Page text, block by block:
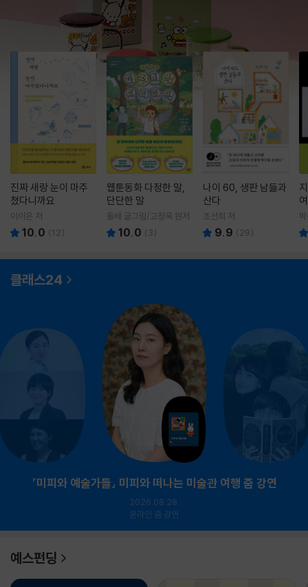
진짜 새랑 눈이 마주
쳤다니까요
이이은 저
10.0 (12)
웹툰동화 다정한 말,
단단한 말
돌배 글그림/고정욱 원저
10.0 ( 3)
나이 60, 생판 남들과
산다
조선희 저
9.9 ( 29)
클래스24
『미피와 예술가들』 미피와 떠나는 미술관 여행 줌 강연
2026.08.28.
온라인 줌 강연
예스펀딩